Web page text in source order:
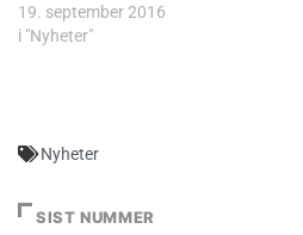
19. september 2016
i "Nyheter"
Nyheter
SIST NUMMER